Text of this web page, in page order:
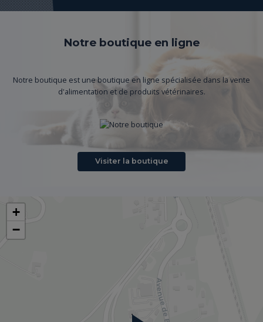
Notre boutique en ligne
Notre boutique est une boutique en ligne spécialisée dans la vente
d'alimentation et de produits vétérinaires.
Visiter la boutique
+
−